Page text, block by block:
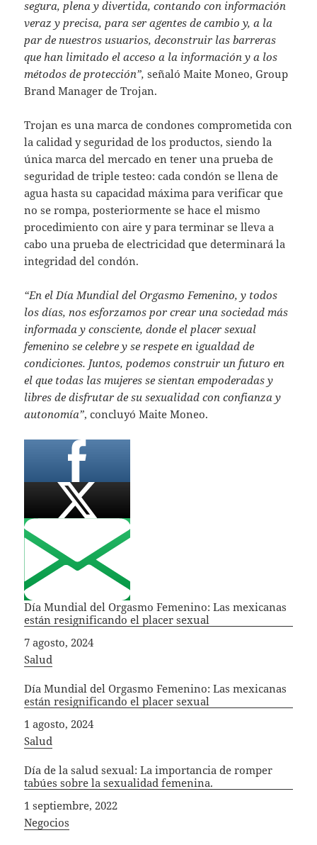
segura, plena y divertida, contando con información
veraz y precisa, para ser agentes de cambio y, a la
par de nuestros usuarios, deconstruir las barreras
que han limitado el acceso a la información y a los
métodos de protección”, señaló Maite Moneo, Group
Brand Manager de Trojan.
Trojan es una marca de condones comprometida con
la calidad y seguridad de los productos, siendo la
única marca del mercado en tener una prueba de
seguridad de triple testeo: cada condón se llena de
agua hasta su capacidad máxima para verificar que
no se rompa, posteriormente se hace el mismo
procedimiento con aire y para terminar se lleva a
cabo una prueba de electricidad que determinará la
integridad del condón.
“En el Día Mundial del Orgasmo Femenino, y todos
los días, nos esforzamos por crear una sociedad más
informada y consciente, donde el placer sexual
femenino se celebre y se respete en igualdad de
condiciones. Juntos, podemos construir un futuro en
el que todas las mujeres se sientan empoderadas y
libres de disfrutar de su sexualidad con confianza y
autonomía”, concluyó Maite Moneo.
Día Mundial del Orgasmo Femenino: Las mexicanas
están resignificando el placer sexual
Fecha
7 agosto, 2024
In relation to
Salud
Día Mundial del Orgasmo Femenino: Las mexicanas
están resignificando el placer sexual
Fecha
1 agosto, 2024
In relation to
Salud
Día de la salud sexual: La importancia de romper
tabúes sobre la sexualidad femenina.
Fecha
1 septiembre, 2022
In relation to
Negocios